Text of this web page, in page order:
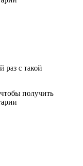
раз с такой
получить